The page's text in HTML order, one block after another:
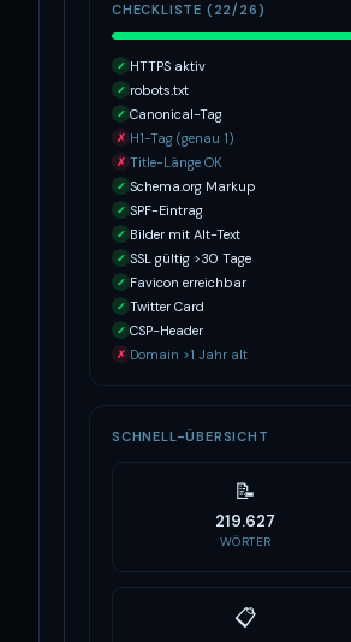
CHECKLISTE (22/26)
✓ HTTPS aktiv
✓ robots.txt
✓ Canonical-Tag
✗ H1-Tag (genau 1)
✗ Title-Länge OK
✓ Schema.org Markup
✓ SPF-Eintrag
✓ Bilder mit Alt-Text
✓ SSL gültig >30 Tage
✓ Favicon erreichbar
✓ Twitter Card
✓ CSP-Header
✗ Domain >1 Jahr alt
SCHNELL-ÜBERSICHT
📝
219.627
WÖRTER
📋